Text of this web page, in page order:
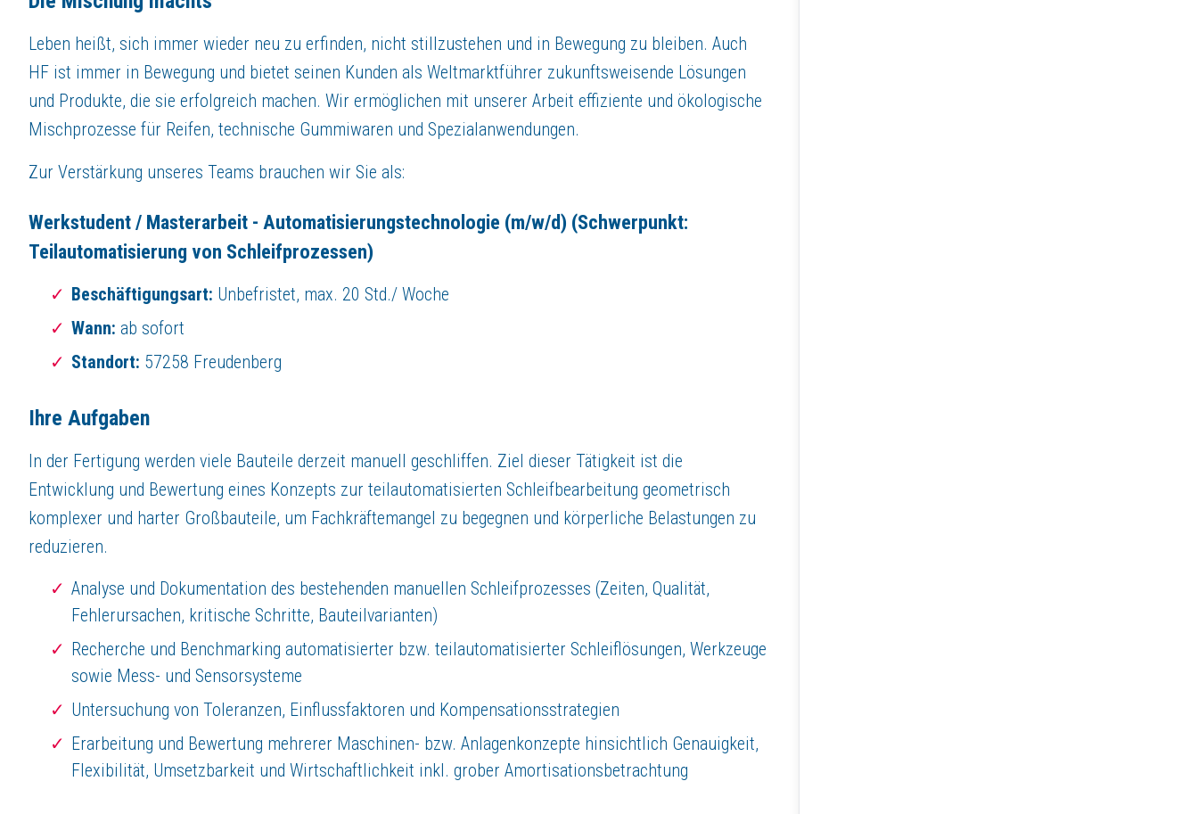
Erfahrung mit technischen Zeichnungen und 3D-CAD
Interesse an Automatisierungs- und Fertigungstechnik
Teamfähigkeit und Kommunikationsstärke
Wir bieten unter anderem folgende Benefits
Tiefe Praxiseinblicke in Automatisierung, Zerspanung und Maschinentechnologie
Zugang zu moderner Fertigungssoftware und -technik (u. a. SAP, ESPRIT CAM, Zoller TMS, Sinumerik One, Heidenhain TNC7)
Flexible Arbeitszeiten
Betriebsrestaurant mit täglich frisch gekochten Speisen und vielfältiger Auswahl
Kostenfreie Getränke (Wasser, Kaffee)
Modernes Arbeitsumfeld
Betreuung durch Physiotherapeuten vor Ort
Kontakt
Asdorfer Straße 60
57258 Freudenberg, Westfalen
Telefon: 02734/491-0
Sie sind von uns als Arbeitgeber überzeugt?
Dann freuen wir uns über IhreOnline-Bewerbung!
Keine passende Stelle dabei, aber Sie gehören trotzdem hierher? Dann freuen wir uns hier auf Ihre
Initiativbewerbung
Bei Fragen steht Ihnen Frau Birte Volk gerne zur Verfügung.
Harburg-Freudenberger Maschinenbau GmbH
Die Mischung macht's!
Zukunft gestalten bei HF
Unsere durch das Siegerland geprägte Mentalität „machen statt machen lassen“ steht bei uns im Vordergrund – und das weltweit. Wir sind herzlich und auch ein bisschen „chaotisch“, arbeiten aber
Leben heißt, sich immer wieder neu zu erfinden, nicht stillzustehen und in Bewegung zu bleiben. Auch
HF ist immer in Bewegung und bietet seinen Kunden als Weltmarktführer zukunftsweisende Lösungen
und Produkte, die sie erfolgreich machen. Wir ermöglichen mit unserer Arbeit effiziente und ökologische
Mischprozesse für Reifen, technische Gummiwaren und Spezialanwendungen.
Zur Verstärkung unseres Teams brauchen wir Sie als:
Werkstudent / Masterarbeit - Automatisierungstechnologie (m/w/d) (Schwerpunkt:
Teilautomatisierung von Schleifprozessen)
Beschäftigungsart: Unbefristet, max. 20 Std./ Woche
Wann: ab sofort
Standort: 57258 Freudenberg
Ihre Aufgaben
In der Fertigung werden viele Bauteile derzeit manuell geschliffen. Ziel dieser Tätigkeit ist die
Entwicklung und Bewertung eines Konzepts zur teilautomatisierten Schleifbearbeitung geometrisch
komplexer und harter Großbauteile, um Fachkräftemangel zu begegnen und körperliche Belastungen zu
reduzieren.
Analyse und Dokumentation des bestehenden manuellen Schleifprozesses (Zeiten, Qualität,
Fehlerursachen, kritische Schritte, Bauteilvarianten)
Recherche und Benchmarking automatisierter bzw. teilautomatisierter Schleiflösungen, Werkzeuge
sowie Mess- und Sensorsysteme
Untersuchung von Toleranzen, Einflussfaktoren und Kompensationsstrategien
Erarbeitung und Bewertung mehrerer Maschinen- bzw. Anlagenkonzepte hinsichtlich Genauigkeit,
Flexibilität, Umsetzbarkeit und Wirtschaftlichkeit inkl. grober Amortisationsbetrachtung